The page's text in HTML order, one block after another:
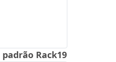
Rack19